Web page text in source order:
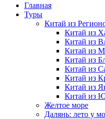
Главная
Туры
Китай из
Китай из
Китай из
Китай из
Китай из
Китай из
Китай из
Китай из
Китай из
Желтое море
Далянь: лето у